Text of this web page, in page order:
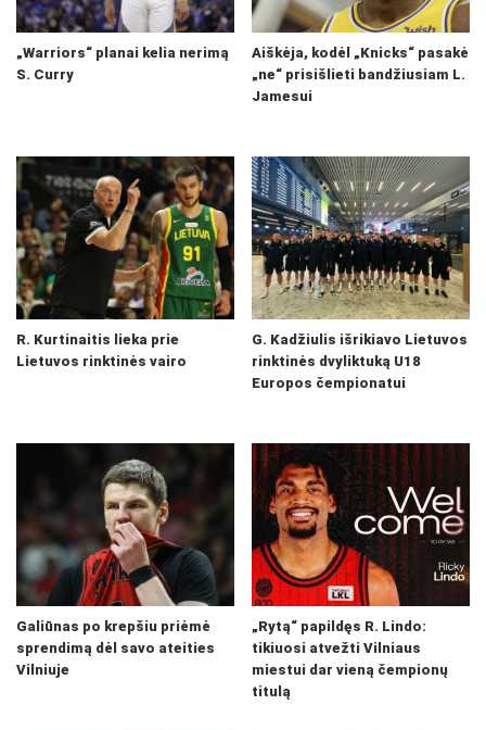
„Warriors“ planai kelia nerimą
S. Curry
Aiškėja, kodėl „Knicks“ pasakė
„ne“ prisišlieti bandžiusiam L.
Jamesui
R. Kurtinaitis lieka prie
Lietuvos rinktinės vairo
G. Kadžiulis išrikiavo Lietuvos
rinktinės dvyliktuką U18
Europos čempionatui
Galiūnas po krepšiu priėmė
sprendimą dėl savo ateities
Vilniuje
„Rytą“ papildęs R. Lindo:
tikiuosi atvežti Vilniaus
miestui dar vieną čempionų
titulą